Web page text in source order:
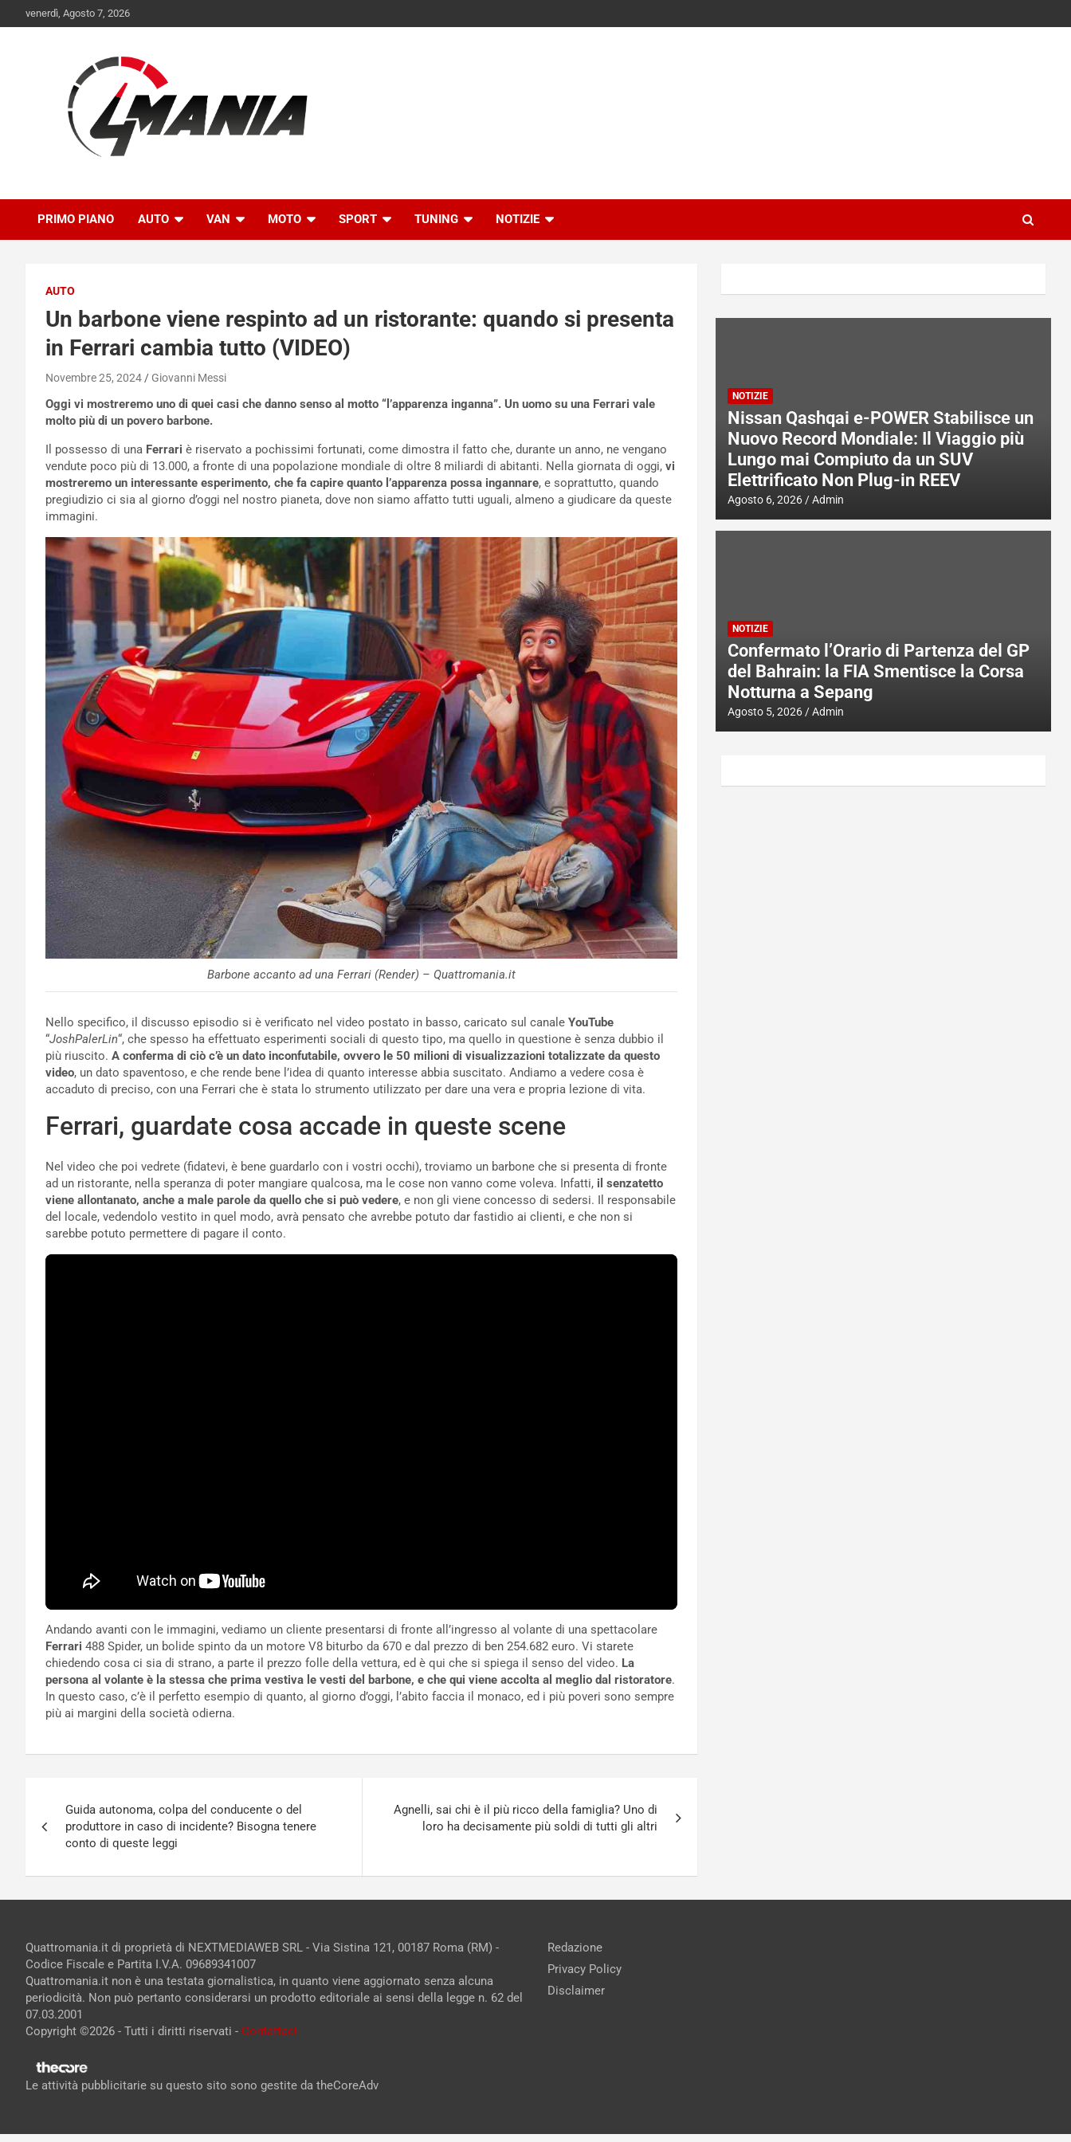
to
venerdì, Agosto 7, 2026
QuattroMania
PRIMO PIANO AUTO VAN MOTO SPORT TUNING NOTIZIE
AUTO
Un barbone viene respinto ad un ristorante: quando si presenta
in Ferrari cambia tutto (VIDEO)
Novembre 25, 2024 Giovanni Messi
Oggi vi mostreremo uno di quei casi che danno senso al motto “l’apparenza inganna”. Un uomo su una Ferrari vale
molto più di un povero barbone.
Il possesso di una Ferrari è riservato a pochissimi fortunati, come dimostra il fatto che, durante un anno, ne vengano
vendute poco più di 13.000, a fronte di una popolazione mondiale di oltre 8 miliardi di abitanti. Nella giornata di oggi, vi
mostreremo un interessante esperimento, che fa capire quanto l’apparenza possa ingannare, e soprattutto, quando
pregiudizio ci sia al giorno d’oggi nel nostro pianeta, dove non siamo affatto tutti uguali, almeno a giudicare da queste
immagini.
Barbone accanto ad una Ferrari (Render) – Quattromania.it
Nello specifico, il discusso episodio si è verificato nel video postato in basso, caricato sul canale YouTube
“JoshPalerLin“, che spesso ha effettuato esperimenti sociali di questo tipo, ma quello in questione è senza dubbio il
più riuscito. A conferma di ciò c’è un dato inconfutabile, ovvero le 50 milioni di visualizzazioni totalizzate da questo
video, un dato spaventoso, e che rende bene l’idea di quanto interesse abbia suscitato. Andiamo a vedere cosa è
accaduto di preciso, con una Ferrari che è stata lo strumento utilizzato per dare una vera e propria lezione di vita.
Ferrari, guardate cosa accade in queste scene
Nel video che poi vedrete (fidatevi, è bene guardarlo con i vostri occhi), troviamo un barbone che si presenta di fronte
ad un ristorante, nella speranza di poter mangiare qualcosa, ma le cose non vanno come voleva. Infatti, il senzatetto
viene allontanato, anche a male parole da quello che si può vedere, e non gli viene concesso di sedersi. Il responsabile
del locale, vedendolo vestito in quel modo, avrà pensato che avrebbe potuto dar fastidio ai clienti, e che non si
sarebbe potuto permettere di pagare il conto.
Andando avanti con le immagini, vediamo un cliente presentarsi di fronte all’ingresso al volante di una spettacolare
Ferrari 488 Spider, un bolide spinto da un motore V8 biturbo da 670 e dal prezzo di ben 254.682 euro. Vi starete
chiedendo cosa ci sia di strano, a parte il prezzo folle della vettura, ed è qui che si spiega il senso del video. La
persona al volante è la stessa che prima vestiva le vesti del barbone, e che qui viene accolta al meglio dal ristoratore.
In questo caso, c’è il perfetto esempio di quanto, al giorno d’oggi, l’abito faccia il monaco, ed i più poveri sono sempre
più ai margini della società odierna.
articoli
Guida autonoma, colpa del conducente o del
produttore in caso di incidente? Bisogna tenere
conto di queste leggi
Agnelli, sai chi è il più ricco della famiglia? Uno di
loro ha decisamente più soldi di tutti gli altri
NOTIZIE
Nissan Qashqai e-POWER Stabilisce un
Nuovo Record Mondiale: Il Viaggio più
Lungo mai Compiuto da un SUV
Elettrificato Non Plug-in REEV
Agosto 6, 2026 Admin
NOTIZIE
Confermato l’Orario di Partenza del GP
del Bahrain: la FIA Smentisce la Corsa
Notturna a Sepang
Agosto 5, 2026 Admin
Quattromania.it di proprietà di NEXTMEDIAWEB SRL - Via Sistina 121, 00187 Roma (RM) -
Codice Fiscale e Partita I.V.A. 09689341007
Quattromania.it non è una testata giornalistica, in quanto viene aggiornato senza alcuna
periodicità. Non può pertanto considerarsi un prodotto editoriale ai sensi della legge n. 62 del
07.03.2001
Copyright ©2026 - Tutti i diritti riservati - Contattaci
Le attività pubblicitarie su questo sito sono gestite da theCoreAdv
Redazione
Privacy Policy
Disclaimer